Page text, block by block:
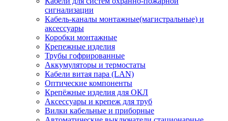
сигнализации
Кабель-каналы монтажные(магистральные) и
аксессуары
Коробки монтажные
Крепежные изделия
Трубы гофрированные
Аккумуляторы и термостаты
Кабели витая пара (LAN)
Оптические компоненты
Крепёжные изделия для ОКЛ
Аксессуары и крепеж для труб
Вилки кабельные и приборные